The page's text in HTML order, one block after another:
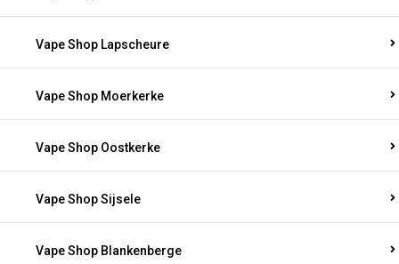
Vape Shop Lapscheure
Vape Shop Moerkerke
Vape Shop Oostkerke
Vape Shop Sijsele
Vape Shop Blankenberge